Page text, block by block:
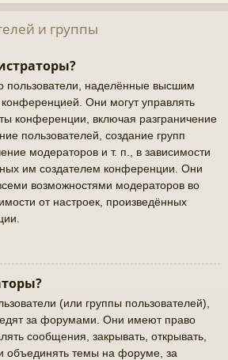
и группы
пользователи, наделённые высшим
Они могут управлять
конференции, включая разграничение
пользователей, создание групп
модераторов и т. п., в зависимости
им создателем конференции. Они
возможностями модераторов во
от настроек, произведённых
(или группы пользователей),
за форумами. Они имеют право
сообщения, закрывать, открывать,
объединять темы на форуме, за